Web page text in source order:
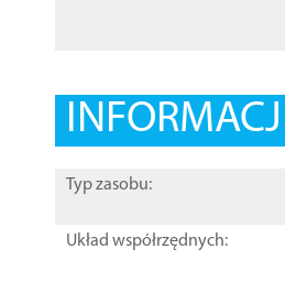
Typ zasobu:
Układ współrzędnych: